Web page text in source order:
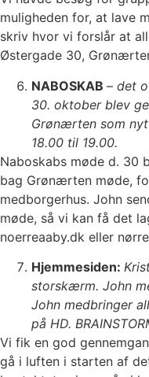
muligheden for, at lave
skriv hvor vi forslår at
Østergade 30,
NABOSKAB – det
30. oktober blev
Grønærten som
18.00 til 19.00.
Naboskabs møde d. 30
bag Grønærten møde,
medborgerhus. John
møde, så vi kan få det
noerreaaby.dk eller
Hjemmesiden:
storskærm. John
John medbringer
på HD.
Vi fik en god
gå i luften i starten af